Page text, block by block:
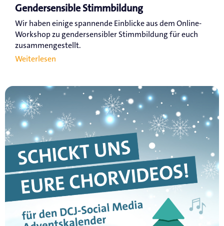
Gendersensible Stimmbildung
Wir haben einige spannende Einblicke aus dem Online-
Workshop zu gendersensibler Stimmbildung für euch
zusammengestellt.
Weiterlesen